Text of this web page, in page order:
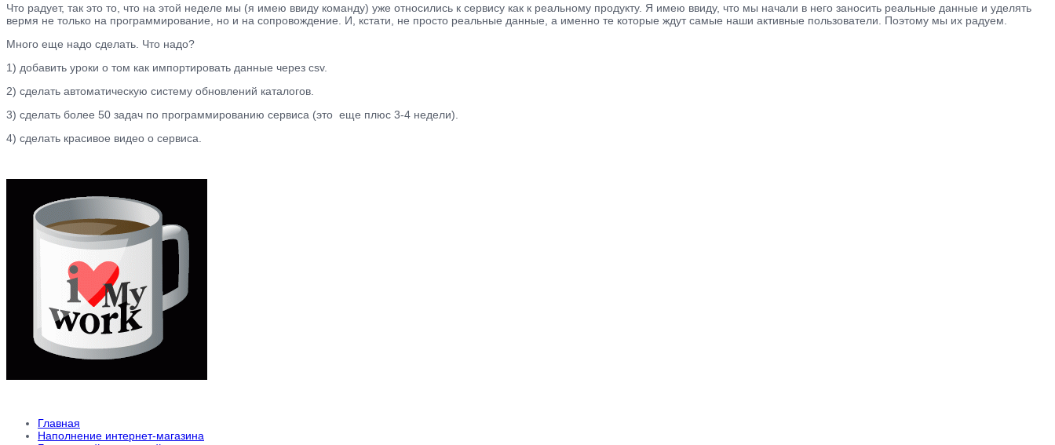
Что радует, так это то, что на этой неделе мы (я имею ввиду команду) уже относились к сервису как к реальному продукту. Я имею ввиду, что мы начали в него заносить реальные данные и уделять
вермя не только на программирование, но и на сопровождение. И, кстати, не просто реальные данные, а именно те которые ждут самые наши активные пользователи. Поэтому мы их радуем.
Много еще надо сделать. Что надо?
1) добавить уроки о том как импортировать данные через csv.
2) сделать автоматическую систему обновлений каталогов.
3) сделать более 50 задач по программированию сервиса (это еще плюс 3-4 недели).
4) сделать красивое видео о сервиса.
Главная
Наполнение интернет-магазина